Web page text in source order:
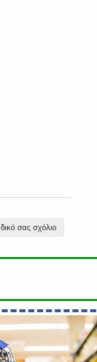
σας σχόλιο